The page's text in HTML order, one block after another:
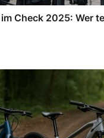
Check 2025: Wer